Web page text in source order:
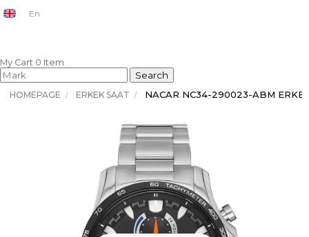
En
My Cart 0 Item
HOMEPAGE ERKEK SAAT NACAR NC34-290023-ABM